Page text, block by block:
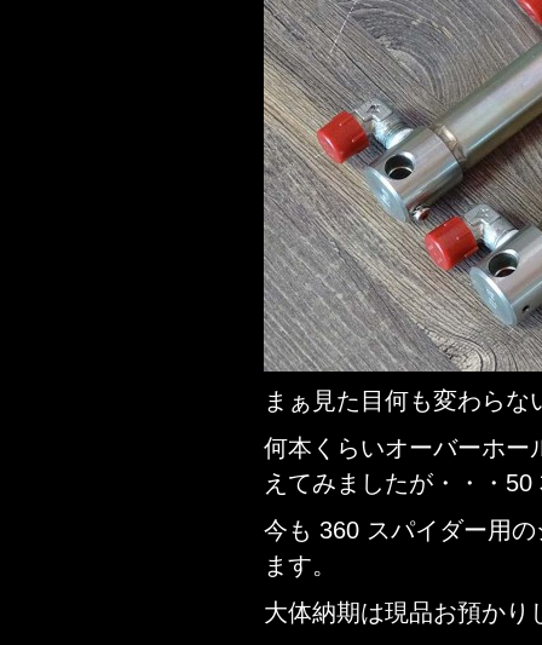
まぁ見た目何も変わらな
何本くらいオーバーホー
えてみましたが・・・
今も 360 スパイダー用
ます。
大体納期は現品お預かり